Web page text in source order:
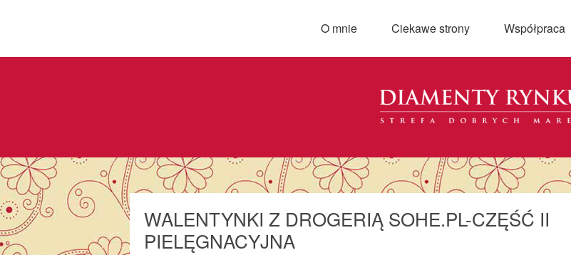
O mnie Ciekawe strony Współpraca
WALENTYNKI Z DROGERIĄ SOHE.PL-CZĘŚĆ II
PIELĘGNACYJNA